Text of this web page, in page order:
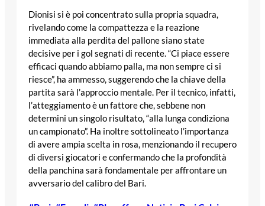
Dionisi si è poi concentrato sulla propria squadra,
rivelando come la compattezza e la reazione
immediata alla perdita del pallone siano state
decisive per i gol segnati di recente. “Ci piace essere
efficaci quando abbiamo palla, ma non sempre ci si
riesce”, ha ammesso, suggerendo che la chiave della
partita sarà l’approccio mentale. Per il tecnico, infatti,
l’atteggiamento è un fattore che, sebbene non
determini un singolo risultato, “alla lunga condiziona
un campionato”. Ha inoltre sottolineato l’importanza
di avere ampia scelta in rosa, menzionando il recupero
di diversi giocatori e confermando che la profondità
della panchina sarà fondamentale per affrontare un
avversario del calibro del Bari.